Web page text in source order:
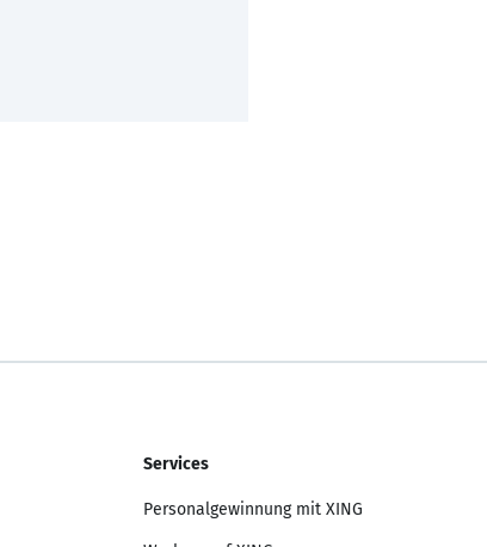
Services
Personalgewinnung mit XING